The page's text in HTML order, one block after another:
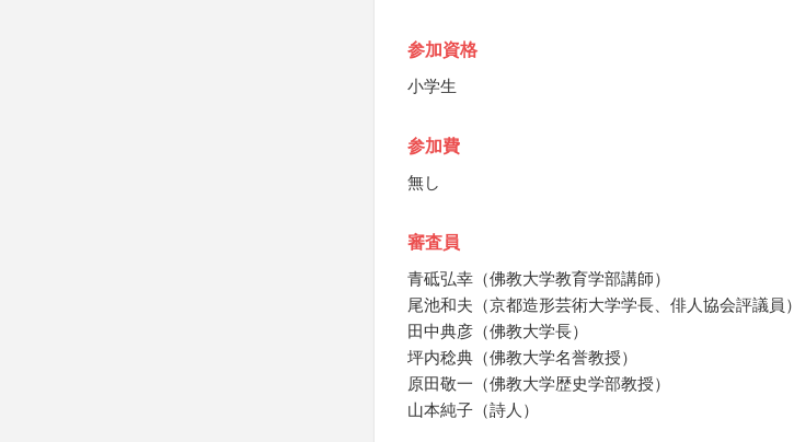
参加資格
小学生
参加費
無し
審査員
青砥弘幸（佛教大学教育学部講師）
尾池和夫（京都造形芸術大学学長、俳人協会評議員）
田中典彦（佛教大学長）
坪内稔典（佛教大学名誉教授）
原田敬一（佛教大学歴史学部教授）
山本純子（詩人）